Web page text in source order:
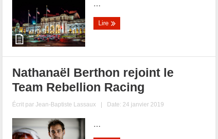
...
Lire
Nathanaël Berthon rejoint le
Team Rebellion Racing
Écrit parJean-Baptiste Lassaux | Date: 24 janvier 2019
...